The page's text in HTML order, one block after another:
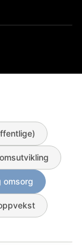
omsorg